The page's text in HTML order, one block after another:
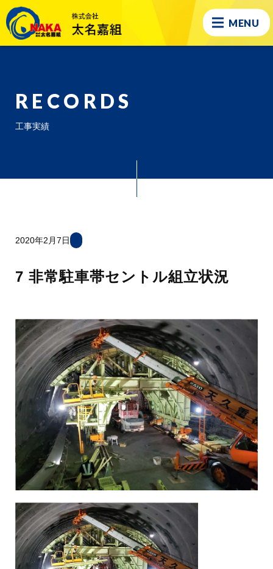
MENU
RECORDS
工事実績
2020年2月7日
7 非常駐車帯セントル組立状況